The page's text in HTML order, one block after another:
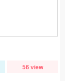
56 view